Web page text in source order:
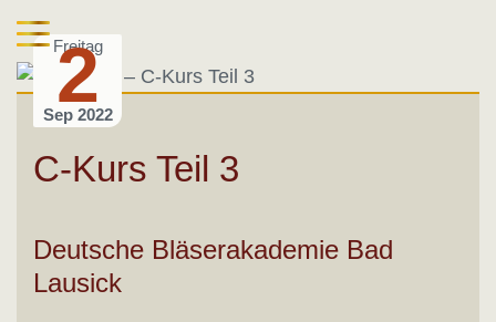
Freitag
2
Sep 2022
C-Kurs Teil 3
Deutsche Bläserakademie Bad
Lausick